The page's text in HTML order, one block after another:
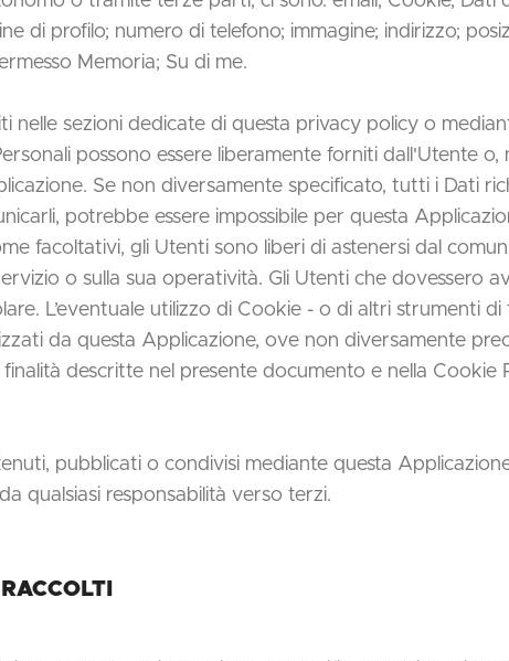
di profilo; numero di telefono; immagine; indirizzo;
Memoria; Su di me.
sezioni dedicate di questa privacy policy o
possono essere liberamente forniti dall'Utente o,
Se non diversamente specificato, tutti i Dati
potrebbe essere impossibile per questa
facoltativi, gli Utenti sono liberi di astenersi dal
o sulla sua operatività. Gli Utenti che dovessero
L’eventuale utilizzo di Cookie - o di altri strumenti
da questa Applicazione, ove non diversamente
descritte nel presente documento e nella Cookie
pubblicati o condivisi mediante questa
qualsiasi responsabilità verso terzi.